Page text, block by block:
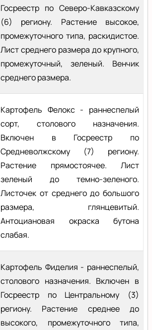
Госреестр по Северо-Кавказскому
(6) региону. Растение высокое,
промежуточного типа, раскидистое.
Лист среднего размера до крупного,
промежуточный, зеленый. Венчик
среднего размера.
Картофель Фелокс - раннеспелый
сорт, столового назначения.
Включен в Госреестр по
Средневолжскому (7) региону.
Растение прямостоячее. Лист
зеленый до темно-зеленого.
Листочек от среднего до большого
размера, глянцевитый.
Антоциановая окраска бутона
слабая.
Картофель Фиделия - раннеспелый,
столового назначения. Включен в
Госреестр по Центральному (3)
региону. Растение среднее до
высокого, промежуточного типа,